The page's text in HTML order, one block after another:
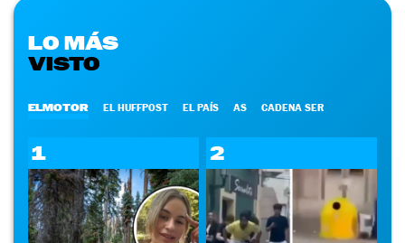
LO MÁS
VISTO
ELMOTOR EL HUFFPOST EL PAÍS AS CADENA SER
1 2